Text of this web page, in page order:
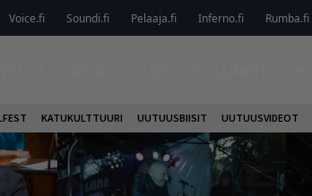
Voice.fi Soundi.fi Pelaaja.fi Inferno.fi Rumba.fi
KATUKULTTUURI UUTUUSBIISIT UUTUUSVIDEOT